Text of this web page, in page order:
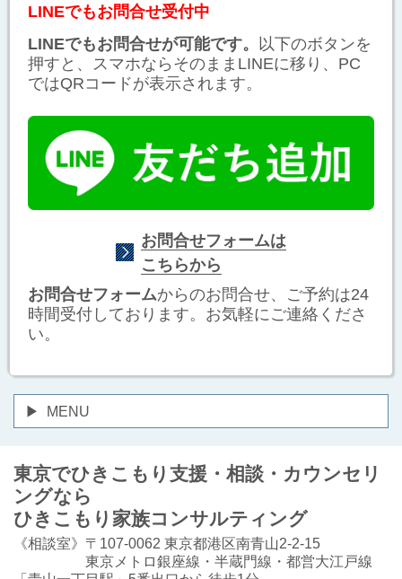
LINEでもお問合せ受付中
LINEでもお問合せが可能です。 以下のボタンを
押すと、スマホならそのままLINEに移り、PC
ではQRコードが表示されます。
お問合せフォームは
こちらから
お問合せフォームからのお問合せ、ご予約は24
時間受付しております。お気軽にご連絡くださ
い。
MENU
東京でひきこもり支援・相談・カウンセリ
ングなら
ひきこもり家族コンサルティング
《相談室》〒107-0062 東京都港区南青山2-2-15
東京メトロ銀座線・半蔵門線・都営大江戸線